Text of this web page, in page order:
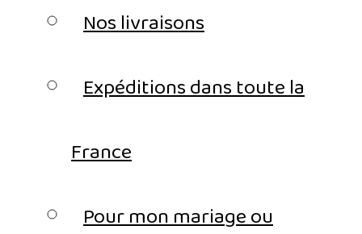
Nos livraisons
Expéditions dans toute la
France
Pour mon mariage ou